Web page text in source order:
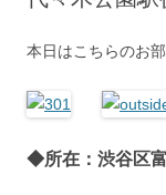
本日はこちらのお
◆所在：渋谷区